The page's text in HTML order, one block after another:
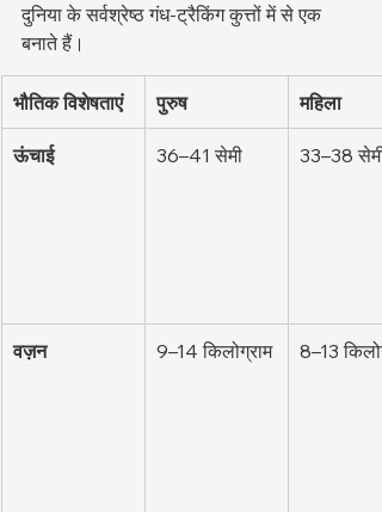
दुनिया के सर्वश्रेष्ठ गंध-ट्रैकिंग कुत्तों में से एक
बनाते हैं।
भौतिक विशेषताएं पुरुष महिला
ऊंचाई 36–41 सेमी 33–38 सेमी
वज़न 9–14 किलोग्राम 8–13